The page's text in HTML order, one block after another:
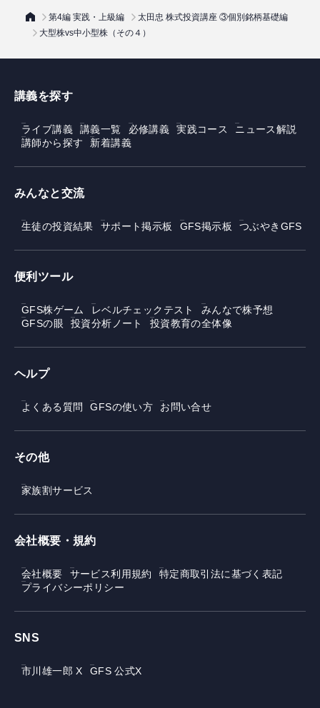
第4編 実践・上級編
太田忠 株式投資講座 ③個別銘柄基礎編
大型株vs中小型株（その４）
講義を探す
ライブ講義 講義一覧 必修講義 実践コース
ニュース解説
講師から探す
新着講義
みんなと交流
生徒の投資結果 サポート掲示板 GFS掲示板 つぶやきGFS
便利ツール
GFS株ゲーム レベルチェックテスト
みんなで株予想
GFSの眼
投資分析ノート 投資教育の全体像
ヘルプ
よくある質問 GFSの使い方 お問い合せ
その他
家族割サービス
会社概要・規約
会社概要 サービス利用規約
特定商取引法に基づく表記
プライバシーポリシー
SNS
市川雄一郎 X GFS 公式X